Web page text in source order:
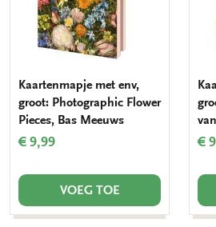
Kaartenmapje met env,
groot: Photographic Flower
Pieces, Bas Meeuws
€ 9,99
VOEG TOE
€